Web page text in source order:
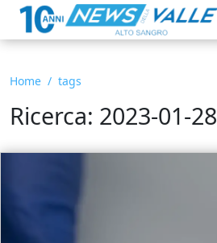
Home tags
Ricerca: 2023-01-28